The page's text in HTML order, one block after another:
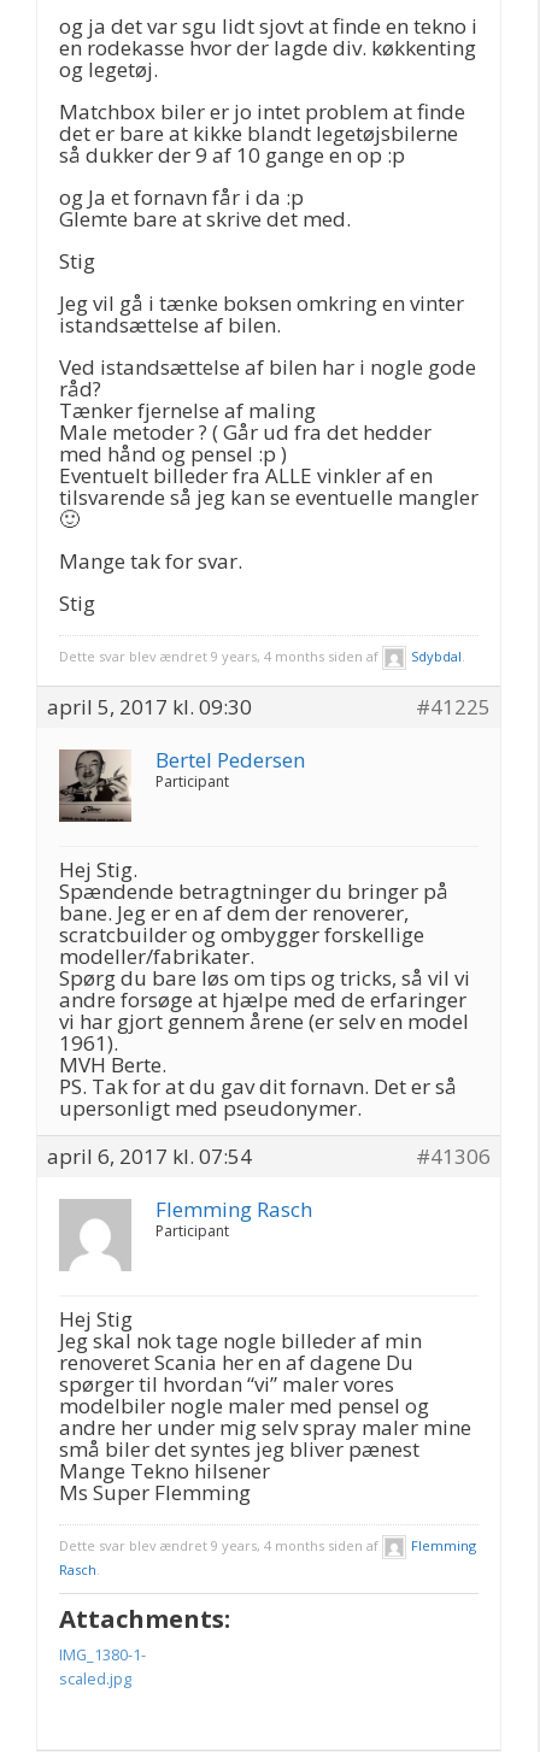
og ja det var sgu lidt sjovt at finde en tekno i
en rodekasse hvor der lagde div. køkkenting
og legetøj.
Matchbox biler er jo intet problem at finde
det er bare at kikke blandt legetøjsbilerne
så dukker der 9 af 10 gange en op :p
og Ja et fornavn får i da :p
Glemte bare at skrive det med.
Stig
Jeg vil gå i tænke boksen omkring en vinter
istandsættelse af bilen.
Ved istandsættelse af bilen har i nogle gode
råd?
Tænker fjernelse af maling
Male metoder ? ( Går ud fra det hedder
med hånd og pensel :p )
Eventuelt billeder fra ALLE vinkler af en
tilsvarende så jeg kan se eventuelle mangler
🙂
Mange tak for svar.
Stig
Dette svar blev ændret 9 years, 4 months siden af Sdybdal.
april 5, 2017 kl. 09:30
#41225
Bertel Pedersen
Participant
Hej Stig.
Spændende betragtninger du bringer på
bane. Jeg er en af dem der renoverer,
scratcbuilder og ombygger forskellige
modeller/fabrikater.
Spørg du bare løs om tips og tricks, så vil vi
andre forsøge at hjælpe med de erfaringer
vi har gjort gennem årene (er selv en model
1961).
MVH Berte.
PS. Tak for at du gav dit fornavn. Det er så
upersonligt med pseudonymer.
april 6, 2017 kl. 07:54
#41306
Flemming Rasch
Participant
Hej Stig
Jeg skal nok tage nogle billeder af min
renoveret Scania her en af dagene Du
spørger til hvordan “vi” maler vores
modelbiler nogle maler med pensel og
andre her under mig selv spray maler mine
små biler det syntes jeg bliver pænest
Mange Tekno hilsener
Ms Super Flemming
Dette svar blev ændret 9 years, 4 months siden af
Flemming
Rasch.
Attachments:
IMG_1380-1-
scaled.jpg